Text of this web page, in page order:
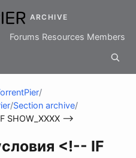
ARCHIVE
Forums Resources Members
/
/Section archive/
SHOW_ХХХХ -->
<!-- IF